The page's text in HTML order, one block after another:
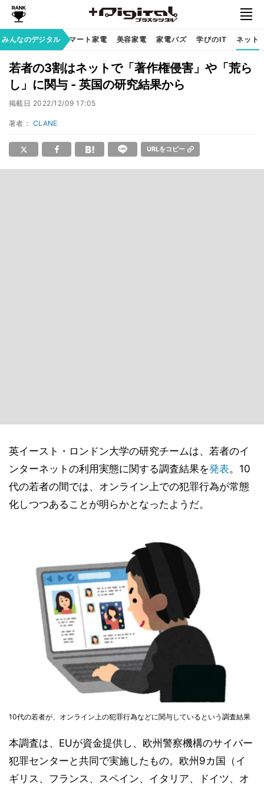
みんなのデジタル
族のデジタル スマート家電 美容家電 家電バズ 学びのIT ネット
若者の3割はネットで「著作権侵害」や「荒ら
し」に関与 - 英国の研究結果から
掲載日 2022/12/09 17:05
著者： CLANE
URLをコピー
英イースト・ロンドン大学の研究チームは、若者のイ
ンターネットの利用実態に関する調査結果を発表。10
代の若者の間では、オンライン上での犯罪行為が常態
化しつつあることが明らかとなったようだ。
10代の若者が、オンライン上の犯罪行為などに関与しているという調査結果
本調査は、EUが資金提供し、欧州警察機構のサイバー
犯罪センターと共同で実施したもの。欧州9カ国（イ
ギリス、フランス、スペイン、イタリア、ドイツ、オ